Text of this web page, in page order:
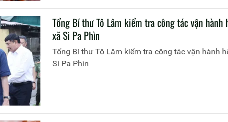
Tổng Bí thư Tô Lâm kiểm tra công tác vận
xã Si Pa Phìn
Tổng Bí thư Tô Lâm kiểm tra công tác vận hành
Si Pa Phìn